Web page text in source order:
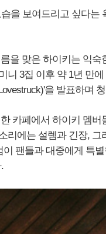
을 보여드리고 싶다는
을 맞은 하이키는 익숙
니 3집 이후 약 1년 만
을 발표하며
카페에서 하이키 멤
리에는 설렘과 긴장,
이 팬들과 대중에게 특